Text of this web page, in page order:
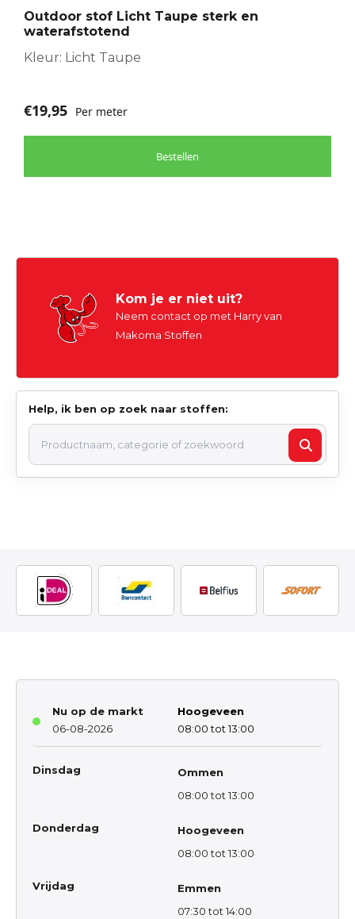
Outdoor stof Licht Taupe sterk en
waterafstotend
Kleur: Licht Taupe
€19,95 Per meter
Bestellen
Kom je er niet uit?
Neem contact op met Harry van
Makoma Stoffen
Help, ik ben op zoek naar stoffen:
Nu op de markt
06-08-2026
Hoogeveen
08:00 tot 13:00
Dinsdag
Ommen
08:00 tot 13:00
Donderdag
Hoogeveen
08:00 tot 13:00
Vrijdag
Emmen
07:30 tot 14:00